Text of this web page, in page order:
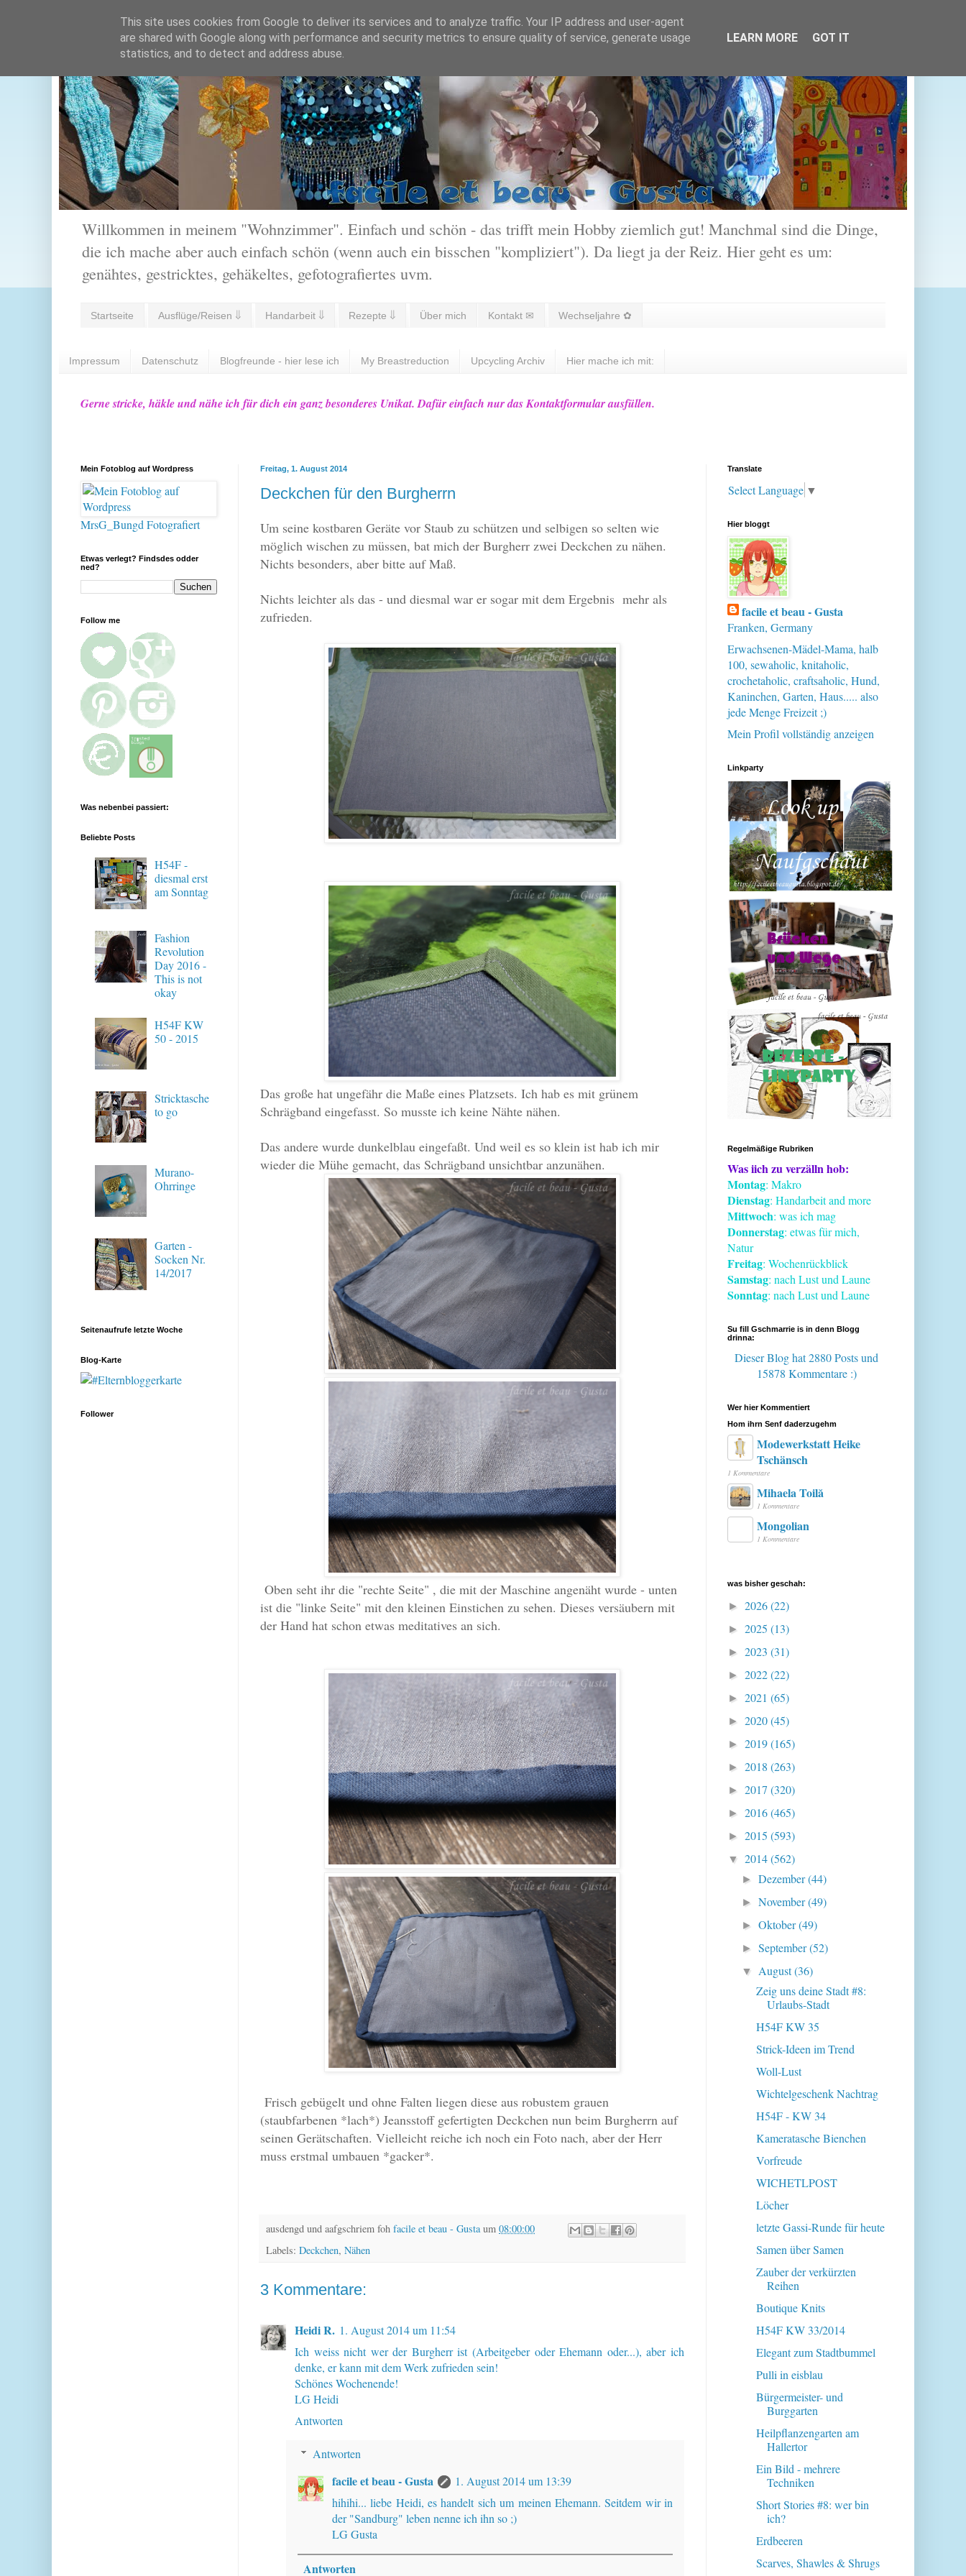
Willkommen in meinem "Wohnzimmer". Einfach und schön - das trifft mein Hobby ziemlich gut! Manchmal sind die Dinge,
die ich mache aber auch einfach schön (wenn auch ein bisschen "kompliziert"). Da liegt ja der Reiz. Hier geht es um:
genähtes, gestricktes, gehäkeltes, gefotografiertes uvm.
Startseite Ausflüge/Reisen ⇓ Handarbeit ⇓ Rezepte ⇓ Über mich Kontakt ✉ Wechseljahre ✿
Impressum Datenschutz Blogfreunde - hier lese ich My Breastreduction Upcycling Archiv Hier mache ich mit:
Gerne stricke, häkle und nähe ich für dich ein ganz besonderes Unikat. Dafür einfach nur das Kontaktformular ausfüllen.
Freitag, 1. August 2014
Deckchen für den Burgherrn
Um seine kostbaren Geräte vor Staub zu schützen und selbigen so selten wie
möglich wischen zu müssen, bat mich der Burgherr zwei Deckchen zu nähen.
Nichts besonders, aber bitte auf Maß.
Nichts leichter als das - und diesmal war er sogar mit dem Ergebnis mehr als
zufrieden.
Das große hat ungefähr die Maße eines Platzsets. Ich hab es mit grünem
Schrägband eingefasst. So musste ich keine Nähte nähen.
Das andere wurde dunkelblau eingefaßt. Und weil es so klein ist hab ich mir
wieder die Mühe gemacht, das Schrägband unsichtbar anzunähen.
Oben seht ihr die "rechte Seite" , die mit der Maschine angenäht wurde - unten
ist die "linke Seite" mit den kleinen Einstichen zu sehen. Dieses versäubern mit
der Hand hat schon etwas meditatives an sich.
Frisch gebügelt und ohne Falten liegen diese aus robustem grauen
(staubfarbenen *lach*) Jeansstoff gefertigten Deckchen nun beim Burgherrn auf
seinen Gerätschaften. Vielleicht reiche ich noch ein Foto nach, aber der Herr
muss erstmal umbauen *gacker*.
ausdengd und aafgschriem foh facile et beau - Gusta um 08:00:00
Labels: Deckchen, Nähen
3 Kommentare:
Heidi R. 1. August 2014 um 11:54
Ich weiss nicht wer der Burgherr ist (Arbeitgeber oder Ehemann oder...), aber ich
denke, er kann mit dem Werk zufrieden sein!
Schönes Wochenende!
LG Heidi
Antworten
Antworten
facile et beau - Gusta
1. August 2014 um 13:39
hihihi... liebe Heidi, es handelt sich um meinen Ehemann. Seitdem wir in
der "Sandburg" leben nenne ich ihn so ;)
LG Gusta
Antworten
Mein Fotoblog auf Wordpress
MrsG_Bungd Fotografiert
Etwas verlegt? Findsdes odder
ned?
Follow me
Was nebenbei passiert:
Beliebte Posts
H54F -
diesmal erst
am Sonntag
Fashion
Revolution
Day 2016 -
This is not
okay
H54F KW
50 - 2015
Stricktasche
to go
Murano-
Ohrringe
Garten -
Socken Nr.
14/2017
Seitenaufrufe letzte Woche
Blog-Karte
Follower
Translate
Select Language ▼
Hier bloggt
facile et beau - Gusta
Franken, Germany
Erwachsenen-Mädel-Mama, halb
100, sewaholic, knitaholic,
crochetaholic, craftsaholic, Hund,
Kaninchen, Garten, Haus..... also
jede Menge Freizeit ;)
Mein Profil vollständig anzeigen
Linkparty
Regelmäßige Rubriken
Was iich zu verzälln hob:
Montag: Makro
Dienstag: Handarbeit and more
Mittwoch: was ich mag
Donnerstag: etwas für mich,
Natur
Freitag: Wochenrückblick
Samstag: nach Lust und Laune
Sonntag: nach Lust und Laune
Su fill Gschmarrie is in denn Blogg
drinna:
Dieser Blog hat 2880 Postsund
15878 Kommentare :)
Wer hier Kommentiert
Hom ihrn Senf daderzugehm
Modewerkstatt Heike
Tschänsch
1 Kommentare
Mihaela Toilă
1 Kommentare
Mongolian
1 Kommentare
was bisher geschah:
► 2026(22)
► 2025 (13)
► 2023 (31)
► 2022(22)
► 2021 (65)
► 2020(45)
► 2019(165)
► 2018 (263)
► 2017 (320)
► 2016(465)
► 2015 (593)
▼ 2014(562)
►Dezember(44)
►November(49)
►Oktober(49)
►September(52)
▼ August(36)
Zeig uns deine Stadt #8:
Urlaubs-Stadt
H54F KW 35
Strick-Ideen im Trend
Woll-Lust
Wichtelgeschenk Nachtrag
H54F - KW 34
Kameratasche Bienchen
Vorfreude
WICHETLPOST
Löcher
letzte Gassi-Runde für heute
Samen über Samen
Zauber der verkürzten
Reihen
Boutique Knits
H54F KW 33/2014
Elegant zum Stadtbummel
Pulli in eisblau
Bürgermeister- und
Burggarten
Heilpflanzengarten am
Hallertor
Ein Bild - mehrere
Techniken
Short Stories #8: wer bin
ich?
Erdbeeren
Scarves, Shawles & Shrugs
This site uses cookies from Google to deliver its services and to analyze traffic. Your IP address and user-agent
are shared with Google along with performance and security metrics to ensure quality of service, generate usage
statistics, and to detect and address abuse.
LEARN MORE GOT IT